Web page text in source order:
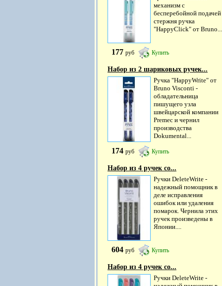
механизм с
бесперебойной подачей
стержня ручка
"HappyClick" от Bruno...
177 руб Купить
Набор из 2 шариковых ручек...
Ручка "HappyWrite" от
Bruno Visconti -
обладательница
пишущего узла
швейцарской компании
Premec и чернил
производства
Dokumental...
174 руб Купить
Набор из 4 ручек со...
Ручки DeleteWrite -
надежный помощник в
деле исправления
ошибок или удаления
помарок. Чернила этих
ручек произведены в
Японии....
604 руб Купить
Набор из 4 ручек со...
Ручки DeleteWrite -